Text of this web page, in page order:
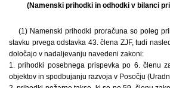
(Namenski prihodki in odhodki v bilanci
(1) Namenski prihodki proračuna so poleg
stavku prvega odstavka 43. člena ZJF, tudi
določajo v nadaljevanju navedeni zakoni:
1. prihodki posebnega prispevka po 6. členu
objektov in spodbujanju razvoja v Posočju